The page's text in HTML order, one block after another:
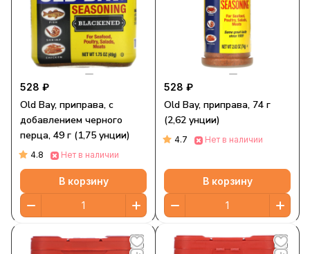
528 ₽
Old Bay, приправа, с
добавлением черного
перца, 49 г (1,75 унции)
4.8 Нет в наличии
В корзину
528 ₽
Old Bay, приправа, 74 г
(2,62 унции)
4.7 Нет в наличии
В корзину